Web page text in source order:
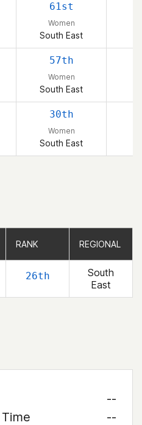
61st
Women
South East
57th
Women
South East
30th
Women
South East
RANK REGIONAL
26th
South
East
RANK REGIONAL
--
--